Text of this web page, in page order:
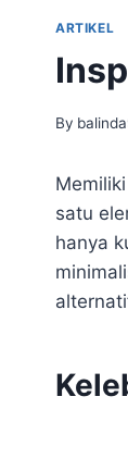
ARTIKEL
By
satu
hanya